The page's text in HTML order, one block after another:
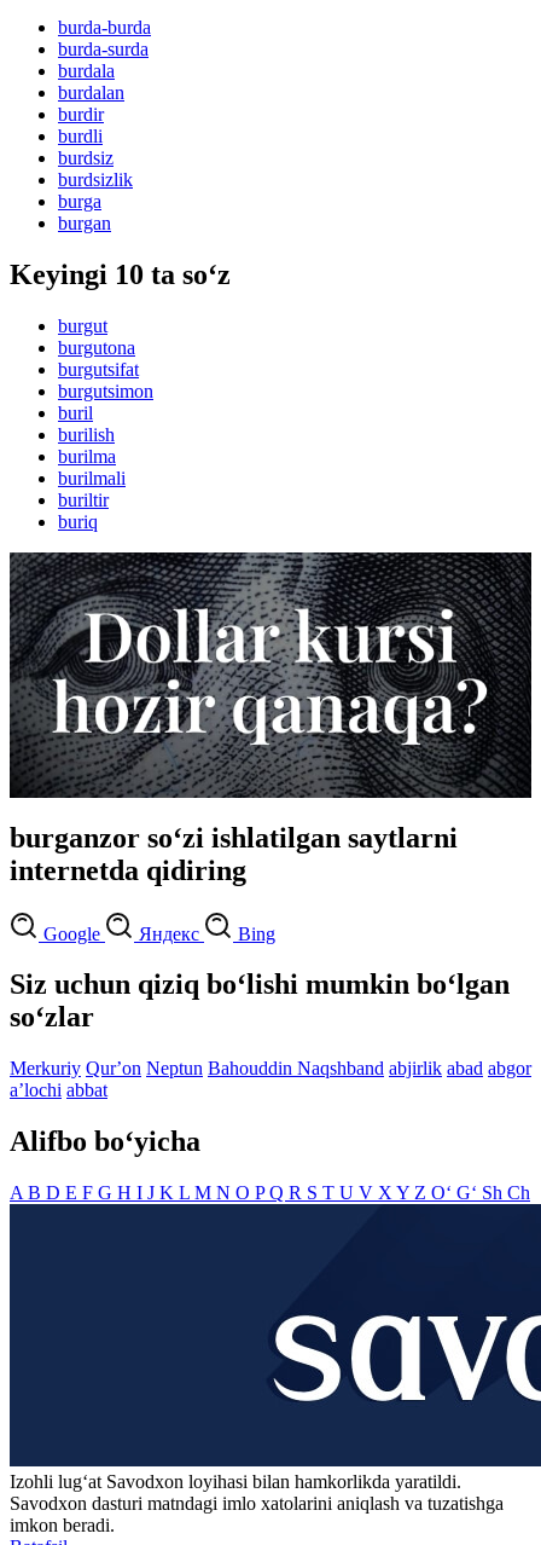
burda-burda
burda-surda
burdala
burdalan
burdir
burdli
burdsiz
burdsizlik
burga
burgan
Keyingi 10 ta so‘z
burgut
burgutona
burgutsifat
burgutsimon
buril
burilish
burilma
burilmali
buriltir
buriq
burganzor so‘zi ishlatilgan saytlarni
internetda qidiring
Google Яндекс Bing
Siz uchun qiziq bo‘lishi mumkin bo‘lgan
so‘zlar
Merkuriy Qurʼon Neptun Bahouddin Naqshband abjirlik abad abgor
aʼlochi abbat
Alifbo bo‘yicha
A B D E F G H I J K L M N O PQ R S T U V X Y Z O‘ G‘ Sh Ch
Izohli lugʻat Savodxon loyihasi bilan hamkorlikda yaratildi.
Savodxon dasturi matndagi imlo xatolarini aniqlash va tuzatishga
imkon beradi.